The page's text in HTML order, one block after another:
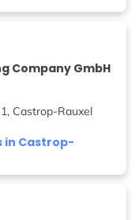
Company GmbH
in Castrop-
1, Castrop-Rauxel